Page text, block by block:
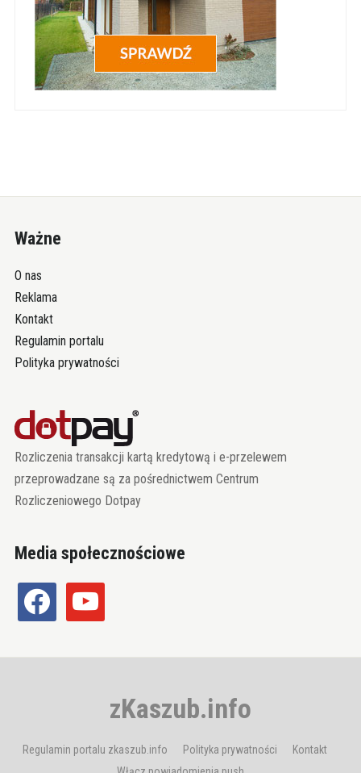
Ważne
O nas
Reklama
Kontakt
Regulamin portalu
Polityka prywatności
Rozliczenia transakcji kartą kredytową i e-przelewem
przeprowadzane są za pośrednictwem Centrum
Rozliczeniowego Dotpay
Media społecznościowe
facebook youtube
zKaszub.info
Regulamin portalu zkaszub.info Polityka prywatności
Kontakt